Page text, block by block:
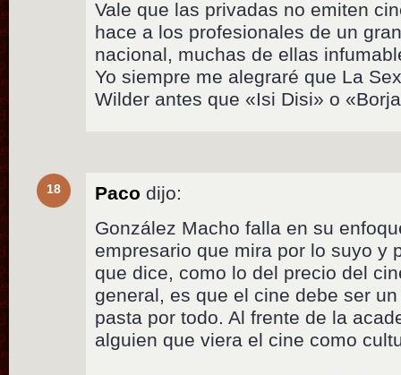
Vale que las privadas no emiten
hace a los profesionales de un
nacional, muchas de ellas
Yo siempre me alegraré que La
Wilder antes que «Isi Disi» o
18 Paco dijo:
González Macho falla en su
empresario que mira por lo suyo y
que dice, como lo del precio del
general, es que el cine debe ser
pasta por todo. Al frente de la
alguien que viera el cine como